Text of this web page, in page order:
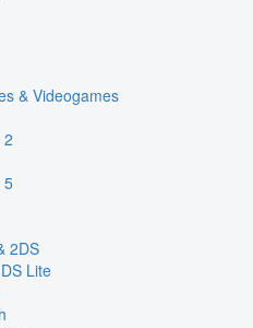
& Videogames
2
5
2DS
Lite